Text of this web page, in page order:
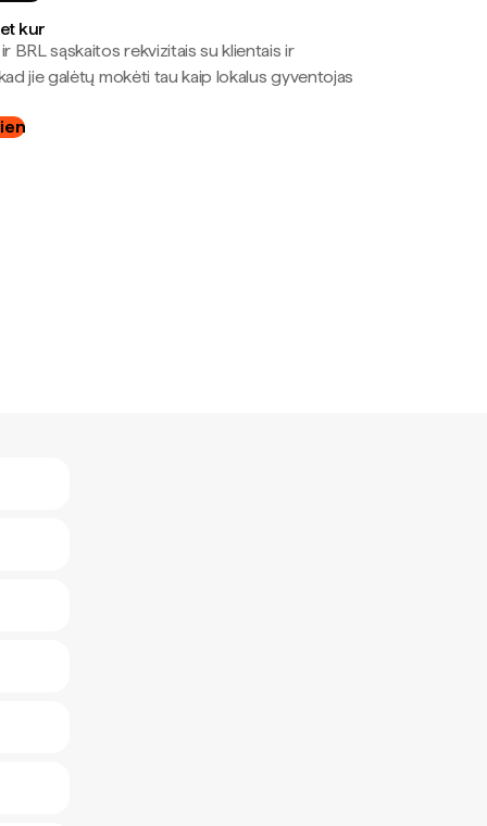
kur
ir BRL sąskaitos rekvizitais su klientais ir
jie galėtų mokėti tau kaip lokalus gyventojas